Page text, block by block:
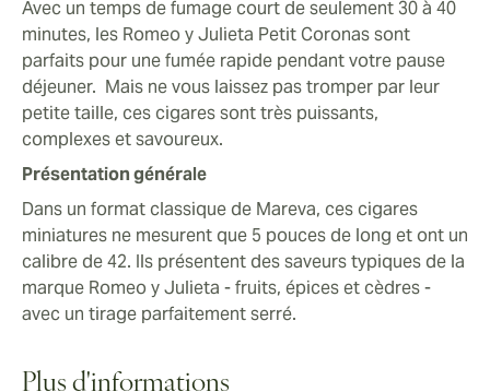
Avec un temps de fumage court de seulement 30 à 40
minutes, les Romeo y Julieta Petit Coronas sont
parfaits pour une fumée rapide pendant votre pause
déjeuner. Mais ne vous laissez pas tromper par leur
petite taille, ces cigares sont très puissants,
complexes et savoureux.
Présentation générale
Dans un format classique de Mareva, ces cigares
miniatures ne mesurent que 5 pouces de long et ont un
calibre de 42. Ils présentent des saveurs typiques de la
marque Romeo y Julieta - fruits, épices et cèdres -
avec un tirage parfaitement serré.
Plus d'informations